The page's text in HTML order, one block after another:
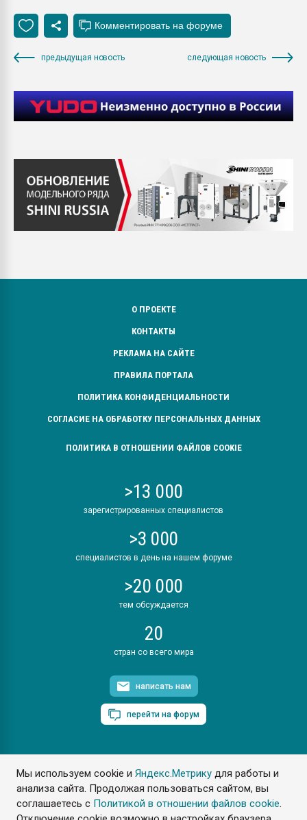
Мы используем cookie иЯндекс.Метрику для работы и
анализа сайта. Продолжая пользоваться сайтом, вы
соглашаетесь с Политикой в отношении файлов cookie.
предыдущая новость следующая новость
О ПРОЕКТЕ
КОНТАКТЫ
РЕКЛАМА НА САЙТЕ
ПРАВИЛА ПОРТАЛА
ПОЛИТИКА КОНФИДЕНЦИАЛЬНОСТИ
СОГЛАСИЕ НА ОБРАБОТКУ ПЕРСОНАЛЬНЫХ ДАННЫХ
ПОЛИТИКА В ОТНОШЕНИИ ФАЙЛОВ COOKIE
>13 000
зарегистрированных специалистов
>3 000
специалистов в день на нашем форуме
>20 000
тем обсуждается
20
стран со всего мира
написать нам
перейти на форум
ПластЭксперт © 2006. Все права защищены
Разрешается копирование материалов сайта с обязательной
ссылкой на www.e-plastic.ru
Разработка сайта